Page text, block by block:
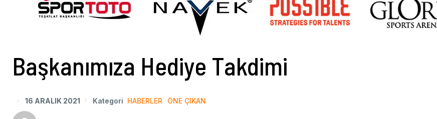
Başkanımıza Hediye Takdimi
16 ARALIK 2021 Kategori HABERLER ÖNE ÇIKAN